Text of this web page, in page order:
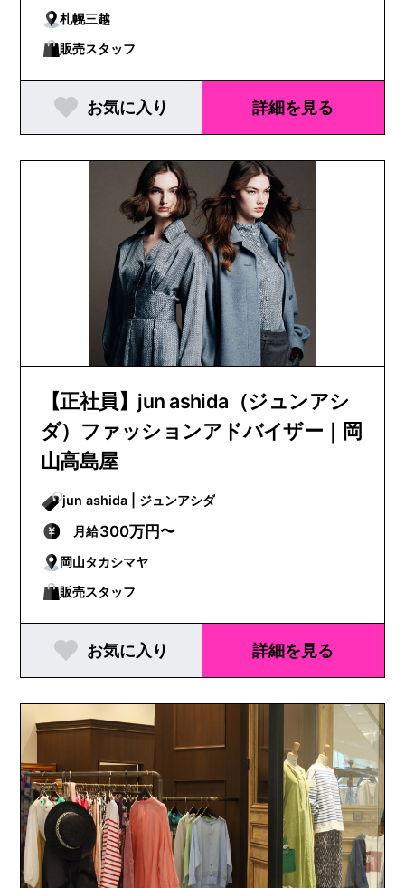
札幌三越
販売スタッフ
お気に入り 詳細を見る
【正社員】jun ashida（ジュンアシ
ダ）ファッションアドバイザー｜岡
山高島屋
jun ashida | ジュンアシダ
月給300万円〜
岡山タカシマヤ
販売スタッフ
お気に入り 詳細を見る